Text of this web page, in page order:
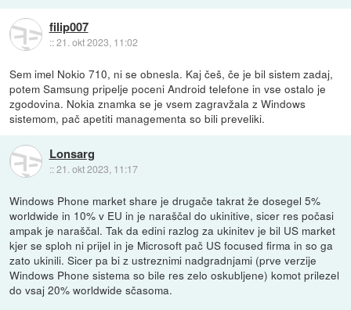
filip007
::21. okt 2023, 11:02
Sem imel Nokio 710, ni se obnesla. Kaj češ, če je bil sistem zadaj,
potem Samsung pripelje poceni Android telefone in vse ostalo je
zgodovina. Nokia znamka se je vsem zagravžala z Windows
sistemom, pač apetiti managementa so bili preveliki.
Lonsarg
::21. okt 2023, 11:17
Windows Phone market share je drugače takrat že dosegel 5%
worldwide in 10% v EU in je naraščal do ukinitive, sicer res počasi
ampak je naraščal. Tak da edini razlog za ukinitev je bil US market
kjer se sploh ni prijel in je Microsoft pač US focused firma in so ga
zato ukinili. Sicer pa bi z ustreznimi nadgradnjami (prve verzije
Windows Phone sistema so bile res zelo oskubljene) komot prilezel
do vsaj 20% worldwide sčasoma.